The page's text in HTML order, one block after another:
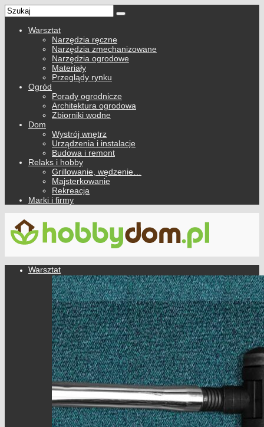
Warsztat
Narzędzia ręczne
Narzędzia zmechanizowane
Narzędzia ogrodowe
Materiały
Przeglądy rynku
Ogród
Porady ogrodnicze
Architektura ogrodowa
Zbiorniki wodne
Dom
Wystrój wnętrz
Urządzenia i instalacje
Budowa i remont
Relaks i hobby
Grillowanie, wędzenie…
Majsterkowanie
Rekreacja
Marki i firmy
Warsztat